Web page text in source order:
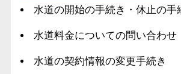
水道の開始の手続き・休止の手
水道料金についての問い合わせ
水道の契約情報の変更手続き